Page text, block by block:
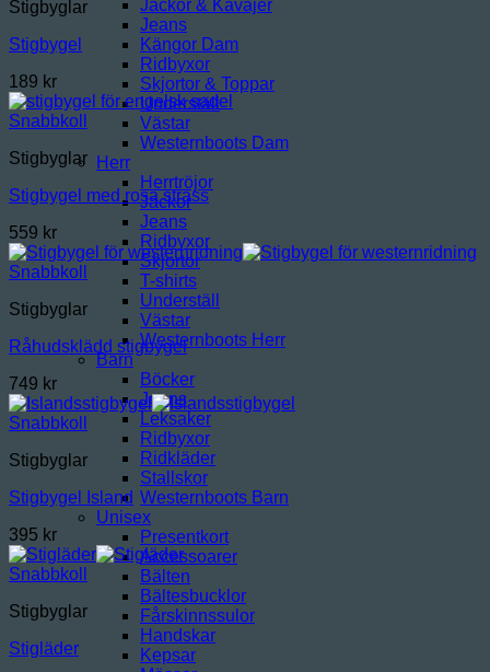
Jackor & Kavajer
Jeans
Kängor Dam
Ridbyxor
Skjortor & Toppar
Underställ
Västar
Westernboots Dam
Herr
Herrtröjor
Jackor
Jeans
Ridbyxor
Skjortor
T-shirts
Underställ
Västar
Westernboots Herr
Barn
Böcker
Jeans
Leksaker
Ridbyxor
Ridkläder
Stallskor
Westernboots Barn
Unisex
Presentkort
Accessoarer
Bälten
Bältesbucklor
Fårskinnssulor
Handskar
Kepsar
Stigbyglar
Stigbygel
189 kr
Snabbkoll
Stigbyglar
Stigbygel med rosa strass
559 kr
Snabbkoll
Stigbyglar
Råhudsklädd stigbygel
749 kr
Snabbkoll
Stigbyglar
Stigbygel Island
395 kr
Snabbkoll
Stigbyglar
Stigläder